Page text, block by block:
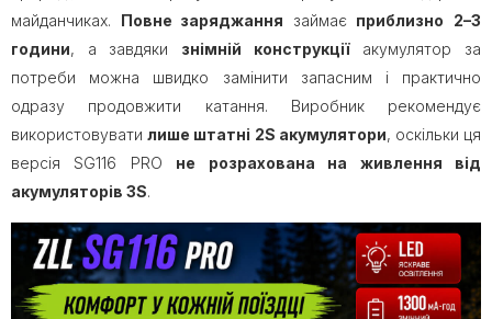
майданчиках. Повне заряджання займає приблизно
2–3
години, а завдяки знімній конструкціїакумулятор за
потреби можна швидко замінити запасним і практично
одразу продовжити катання. Виробник рекомендує
використовувати лише штатні 2S акумулятори, оскільки ця
версія SG116 PRO не розрахована на живлення від
акумуляторів 3S.